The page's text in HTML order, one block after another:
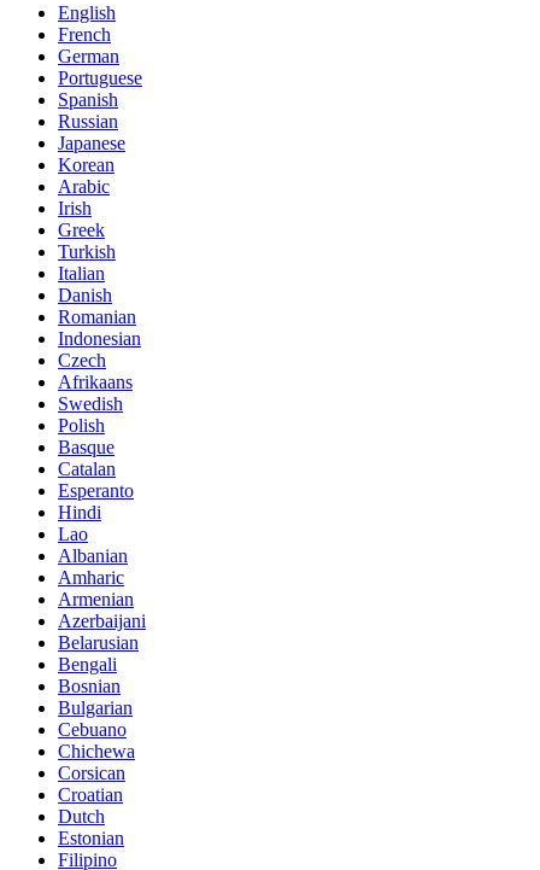
English
French
German
Portuguese
Spanish
Russian
Japanese
Korean
Arabic
Irish
Greek
Turkish
Italian
Danish
Romanian
Indonesian
Czech
Afrikaans
Swedish
Polish
Basque
Catalan
Esperanto
Hindi
Lao
Albanian
Amharic
Armenian
Azerbaijani
Belarusian
Bengali
Bosnian
Bulgarian
Cebuano
Chichewa
Corsican
Croatian
Dutch
Estonian
Filipino